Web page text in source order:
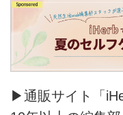
▶通販サイト「